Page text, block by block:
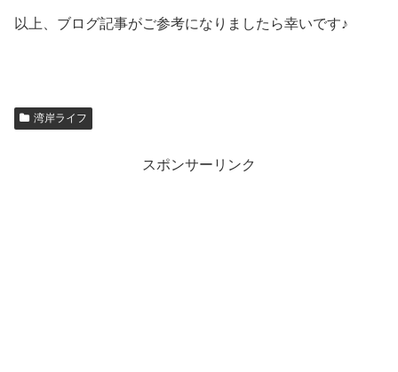
以上、ブログ記事がご参考になりましたら幸いです♪
湾岸ライフ
スポンサーリンク